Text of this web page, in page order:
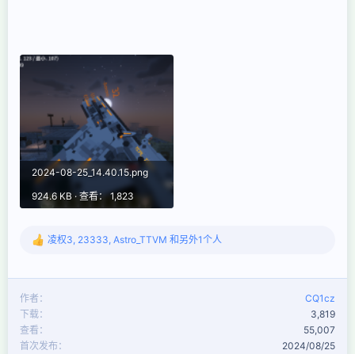
2024-08-25_14.40.15.png
924.6 KB · 查看： 1,823
反 凌权3 23333 Astro_TTVM 和另外1个人
作者
CQ1cz
下载
3,819
查看
55,007
首次发布
2024/08/25